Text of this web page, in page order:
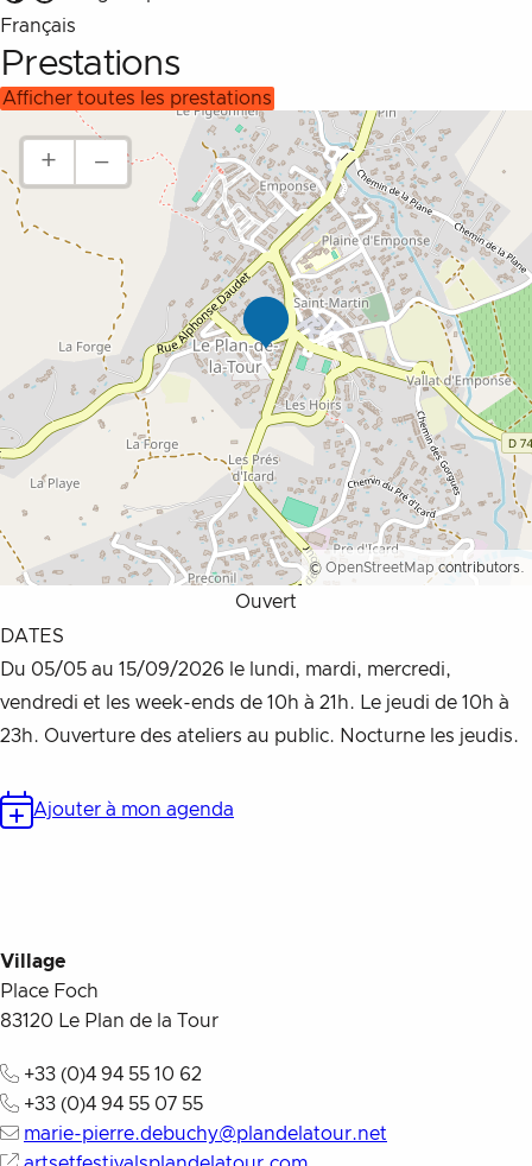
Français
Prestations
afficher toutes les prestations
+ –
© OpenStreetMap contributors.
Ouvert
DATES
Du 05/05 au 15/09/2026 le lundi, mardi, mercredi,
vendredi et les week-ends de 10h à 21h. Le jeudi de 10h à
23h. Ouverture des ateliers au public. Nocturne les jeudis.
Ajouter à mon agenda
Village
Place Foch
83120 Le Plan de la Tour
+33 (0)4 94 55 10 62
+33 (0)4 94 55 07 55
marie-pierre.debuchy@plandelatour.net